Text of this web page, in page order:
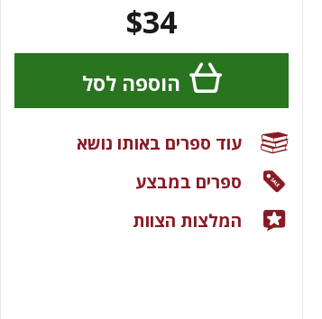
$34
הוספה לסל
עוד ספרים באותו נושא
ספרים במבצע
המלצות הצוות